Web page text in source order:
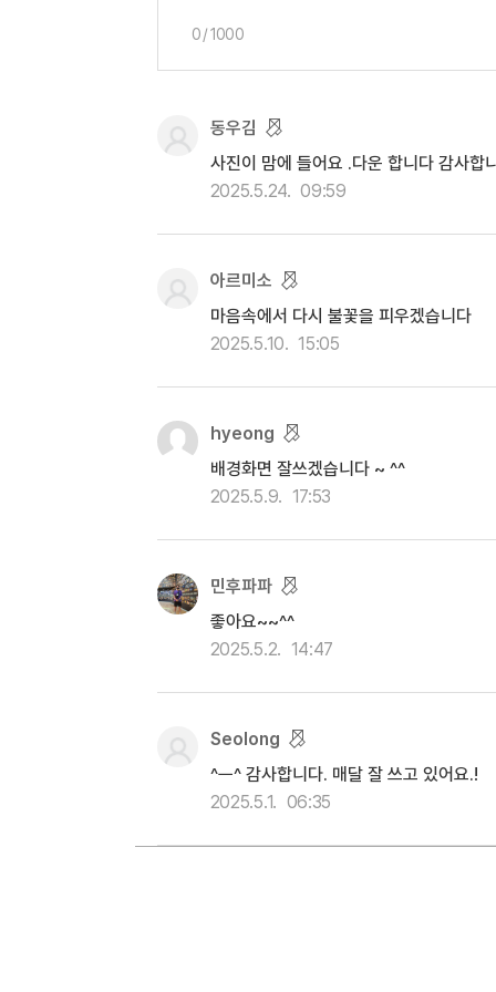
0/1000
동우김
사진이 맘에 들어요 .다운 합니다 감사합
2025.5.24. 09:59
아르미소
마음속에서 다시 불꽃을 피우겠습니다
2025.5.10. 15:05
hyeong
배경화면 잘쓰겠습니다 ~ ^^
2025.5.9. 17:53
민후파파
좋아요~~^^
2025.5.2. 14:47
Seolong
^ㅡ^ 감사합니다. 매달 잘 쓰고 있어요.!
2025.5.1. 06:35